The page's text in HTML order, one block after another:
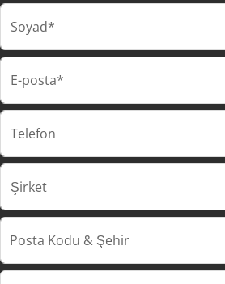
Soyad*
E-posta*
Telefon
Şirket
Posta Kodu & Şehir